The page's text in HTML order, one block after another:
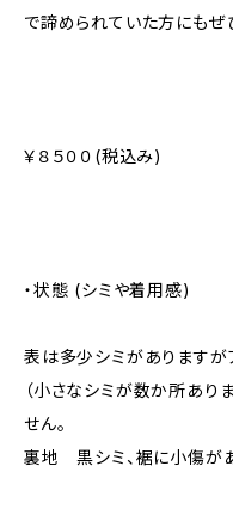
で諦められていた方にもぜ
￥８５００(税込み)
・状態 (シミや着用感)
表は多少シミがあります
（小さなシミが数か所あり
せん。
裏地 黒シミ、裾に小傷があ